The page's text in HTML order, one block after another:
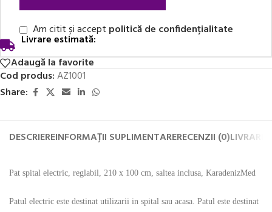
Am citit și accept politică de confidențialitate
Livrare estimată:
Adaugă la favorite
Cod produs:AZ1001
Share:
DESCRIEREINFORMAȚII SUPLIMENTARERECENZII (0)LIVRARE
Pat spital electric, reglabil, 210 x 100 cm, saltea inclusa, KaradenizMed
Patul electric este destinat utilizarii in spital sau acasa. Patul este destinat